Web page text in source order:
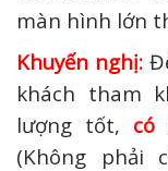
màn hình lớn
Khuyến nghị:
khách tham
lượng tốt, có
(Không phải